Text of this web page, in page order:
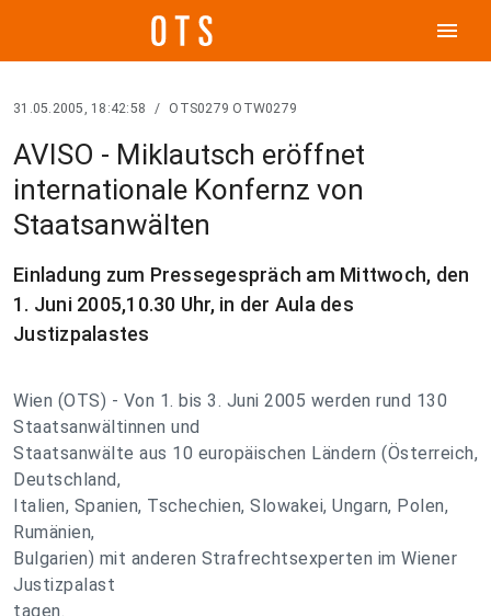
menu
31.05.2005, 18:42:58 / OTS0279 OTW0279
AVISO - Miklautsch eröffnet
internationale Konfernz von
Staatsanwälten
Einladung zum Pressegespräch am Mittwoch, den
1. Juni 2005,10.30 Uhr, in der Aula des
Justizpalastes
Wien (OTS) - Von 1. bis 3. Juni 2005 werden rund 130
Staatsanwältinnen und
Staatsanwälte aus 10 europäischen Ländern (Österreich,
Deutschland,
Italien, Spanien, Tschechien, Slowakei, Ungarn, Polen,
Rumänien,
Bulgarien) mit anderen Strafrechtsexperten im Wiener
Justizpalast
tagen.